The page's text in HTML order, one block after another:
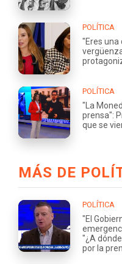
POLÍTICA
"Eres una
POLÍTICA
"La
prensa":
que se
MÁS DE
POLÍTICA
"El
"¿A
por la